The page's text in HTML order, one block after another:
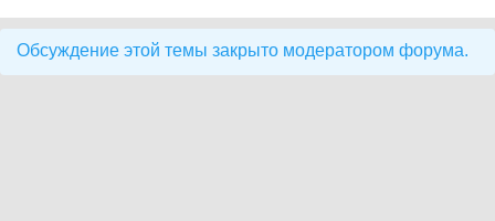
Обсуждение этой темы закрыто модератором форума.